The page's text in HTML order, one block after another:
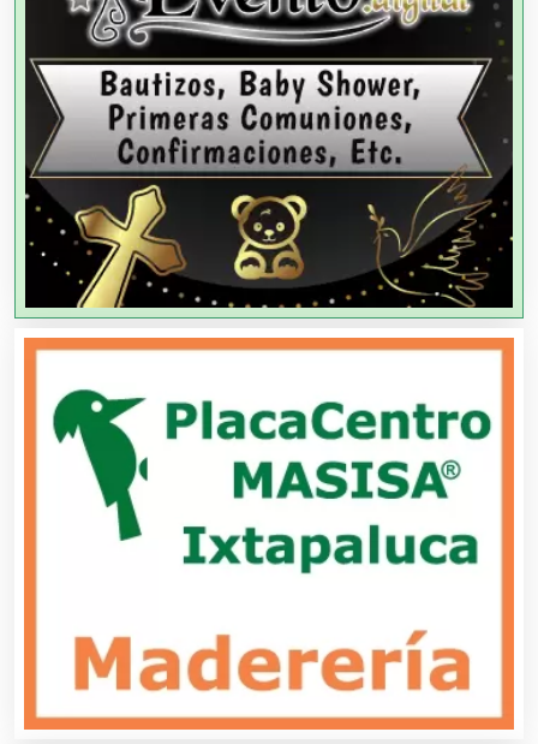
Agencias de Modelos
Agencias de Publicidad
Agencias de Viajes
Agricultores
Agricultura y Ganadería
Agua Purificada
Alarmas